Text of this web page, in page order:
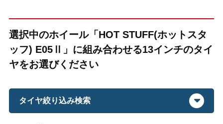
選択中のホイール「HOT STUFF(ホットスタ
ッフ) E05Ⅱ」に組み合わせる13インチのタイ
ヤをお選びください
タイヤ絞り込み検索